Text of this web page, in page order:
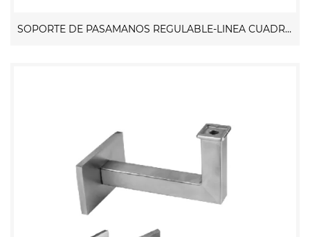
SOPORTE DE PASAMANOS REGULABLE-LINEA CUADRADA